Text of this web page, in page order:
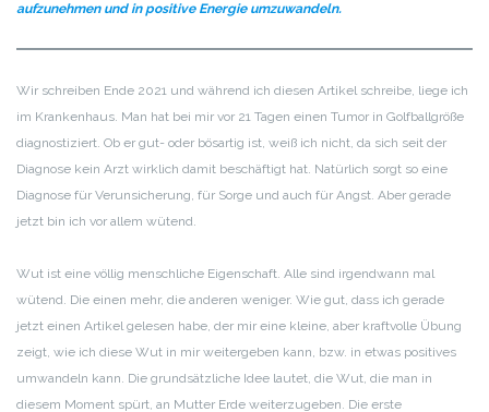
aufzunehmen und in positive Energie umzuwandeln.
Wir schreiben Ende 2021 und während ich diesen Artikel schreibe, liege ich
im Krankenhaus. Man hat bei mir vor 21 Tagen einen Tumor in Golfballgröße
diagnostiziert. Ob er gut- oder bösartig ist, weiß ich nicht, da sich seit der
Diagnose kein Arzt wirklich damit beschäftigt hat. Natürlich sorgt so eine
Diagnose für Verunsicherung, für Sorge und auch für Angst. Aber gerade
jetzt bin ich vor allem wütend.
Wut ist eine völlig menschliche Eigenschaft. Alle sind irgendwann mal
wütend. Die einen mehr, die anderen weniger. Wie gut, dass ich gerade
jetzt einen Artikel gelesen habe, der mir eine kleine, aber kraftvolle Übung
zeigt, wie ich diese Wut in mir weitergeben kann, bzw. in etwas positives
umwandeln kann. Die grundsätzliche Idee lautet, die Wut, die man in
diesem Moment spürt, an Mutter Erde weiterzugeben. Die erste